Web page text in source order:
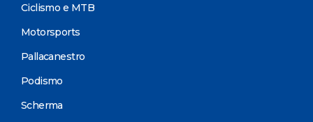
Ciclismo e MTB
Motorsports
Pallacanestro
Podismo
Scherma